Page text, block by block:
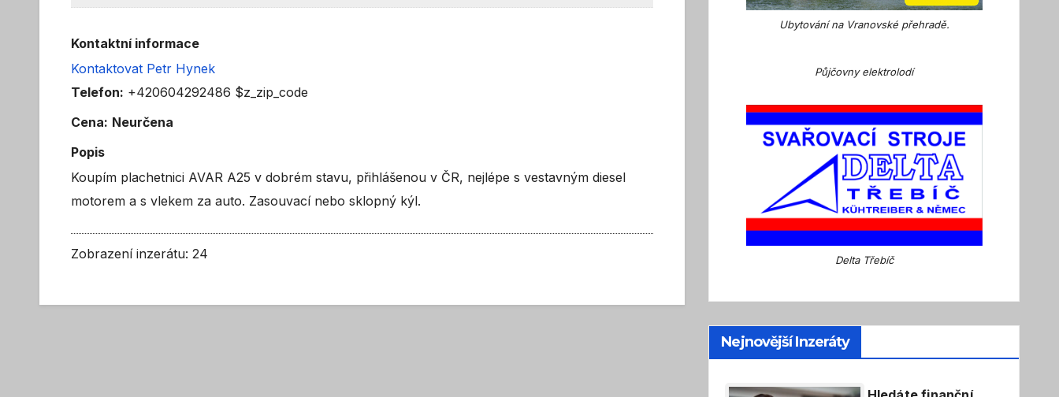
Kontaktní informace
Kontaktovat Petr Hynek
Telefon: +420604292486 $z_zip_code
Cena: Neurčena
Popis
Koupím plachetnici AVAR A25 v dobrém stavu, přihlášenou v ČR, nejlépe s vestavným diesel
motorem a s vlekem za auto. Zasouvací nebo sklopný kýl.
Zobrazení inzerátu: 24
Ubytování na Vranovské přehradě.
Půjčovny elektrolodí
Delta Třebíč
Nejnovější Inzeráty